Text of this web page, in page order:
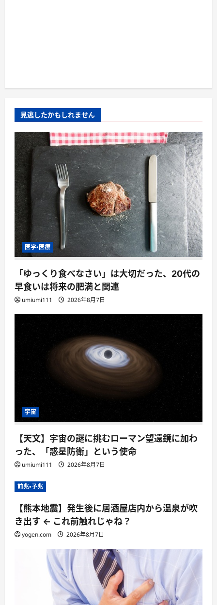
見逃したかもしれません
医学・医療
「ゆっくり食べなさい」は大切だった、20代の
早食いは将来の肥満と関連
umiumi111 2026年8月7日
宇宙
【天文】宇宙の謎に挑むローマン望遠鏡に加わ
った、「惑星防衛」という使命
umiumi111 2026年8月7日
前兆・予兆
【熊本地震】発生後に居酒屋店内から温泉が吹
き出す ← これ前触れじゃね？
yogen.com 2026年8月7日